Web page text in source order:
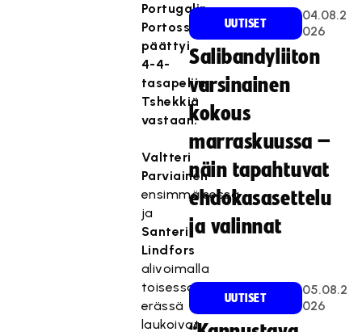
Portugalin
Portossa
päättyi
4-4-
tasapeliin
Tshekkiä
vastaan.
Valtteri
Parviainen
ensimmäisessä
ja
Santeri
Lindfors
alivoimalla
toisessa
erässä
laukoivat
UUTISET
04.08.2
026
Salibandyliiton
varsinainen
kokous
marraskuussa –
näin tapahtuvat
ehdokasasettelu
ja valinnat
UUTISET
05.08.2
026